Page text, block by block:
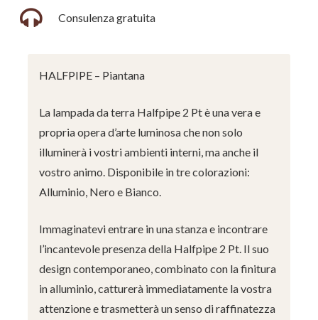
Consulenza gratuita
HALFPIPE – Piantana
La lampada da terra Halfpipe 2 Pt è una vera e
propria opera d’arte luminosa che non solo
illuminerà i vostri ambienti interni, ma anche il
vostro animo. Disponibile in tre colorazioni:
Alluminio, Nero e Bianco.
Immaginatevi entrare in una stanza e incontrare
l’incantevole presenza della Halfpipe 2 Pt. Il suo
design contemporaneo, combinato con la finitura
in alluminio, catturerà immediatamente la vostra
attenzione e trasmetterà un senso di raffinatezza